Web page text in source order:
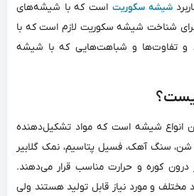
شیشه سکوریت است که با شیشه‌های
شناخت شیشه سکوریت لازم است که با
و تفاوت‌ها و شباهت‌هایی که با شیشه
انواع شیشه است که مواد تشکیل‌دهنده
شن، سنگ آهک، فسیل پتاسیم، نمک گلابیر
کوره و حرارت مناسب قرار می‌‌دهند.
و مورد نیاز قابل تولید هستند ولی